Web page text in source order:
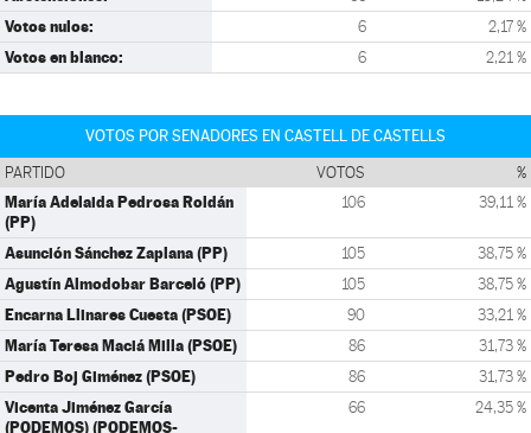
Votos nulos: 6 2,17 %
Votos en blanco: 6 2,21 %
VOTOS POR SENADORES EN CASTELL DE CASTELLS
PARTIDO VOTOS %
María Adelaida Pedrosa Roldán
(PP)
106 39,11 %
Asunción Sánchez Zaplana (PP) 105 38,75 %
Agustín Almodobar Barceló (PP) 105 38,75 %
Encarna Llinares Cuesta (PSOE) 90 33,21 %
María Teresa Maciá Milla (PSOE) 86 31,73 %
Pedro Boj Giménez (PSOE) 86 31,73 %
Vicenta Jiménez García
(PODEMOS) (PODEMOS-
66 24,35 %